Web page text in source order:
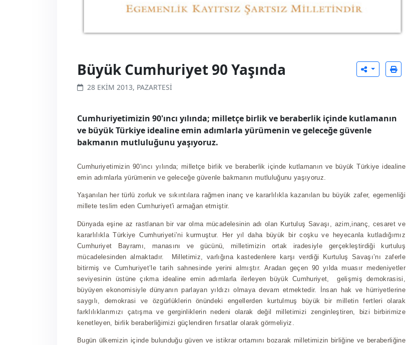
Büyük Cumhuriyet 90 Yaşında
28 EKIM 2013, PAZARTESI
Cumhuriyetimizin 90'ıncı yılında; milletçe birlik ve beraberlik içinde kutlamanın
ve büyük Türkiye idealine emin adımlarla yürümenin ve geleceğe güvenle
bakmanın mutluluğunu yaşıyoruz.
Cumhuriyetimizin 90'ıncı yılında; milletçe birlik ve beraberlik içinde kutlamanın ve büyük Türkiye idealine
emin adımlarla yürümenin ve geleceğe güvenle bakmanın mutluluğunu yaşıyoruz.
Yaşanılan her türlü zorluk ve sıkıntılara rağmen inanç ve kararlılıkla kazanılan bu büyük zafer, egemenliği
millete teslim eden Cumhuriyet'i armağan etmiştir.
Dünyada eşine az rastlanan bir var olma mücadelesinin adı olan Kurtuluş Savaşı, azim,inanç, cesaret ve
kararlılıkla Türkiye Cumhuriyeti’ni kurmuştur. Her yıl daha büyük bir coşku ve heyecanla kutladığımız
Cumhuriyet Bayramı, manasını ve gücünü, milletimizin ortak iradesiyle gerçekleştirdiği kurtuluş
mücadelesinden almaktadır. Milletimiz, varlığına kastedenlere karşı verdiği Kurtuluş Savaşı’nı zaferle
bitirmiş ve Cumhuriyet’le tarih sahnesinde yerini almıştır. Aradan geçen 90 yılda muasır medeniyetler
seviyesinin üstüne çıkma idealine emin adımlarla ilerleyen büyük Cumhuriyet, gelişmiş demokrasisi,
büyüyen ekonomisiyle dünyanın parlayan yıldızı olmaya devam etmektedir. İnsan hak ve hürriyetlerine
saygılı, demokrasi ve özgürlüklerin önündeki engellerden kurtulmuş büyük bir milletin fertleri olarak
farklılıklarımızı çatışma ve gerginliklerin nedeni olarak değil milletimizi zenginleştiren, bizi birbirimize
kenetleyen, birlik beraberliğimizi güçlendiren fırsatlar olarak görmeliyiz.
Bugün ülkemizin içinde bulunduğu güven ve istikrar ortamını bozarak milletimizin birliğine ve beraberliğine